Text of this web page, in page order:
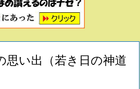
思い出（若き日の神道